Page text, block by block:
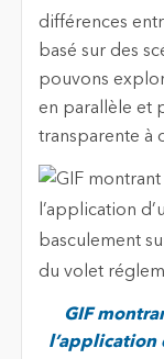
différences
basé sur des
pouvons
en parallèle et
transparente à
GIF
l’application